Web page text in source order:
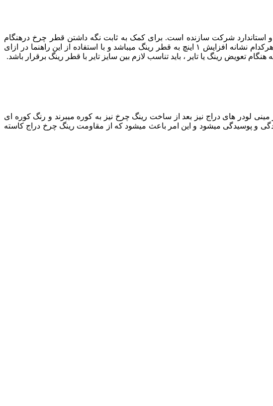
استاندارد شرکت سازنده است. برای کمک به ثابت نگه داشتن قطر چرخ درهنگام
تعويض رينگ و تاير، راهنمايی به نام PLUS درنظر گرفته شده و آن را با واحدهای Plus2, Plus1 و… نام گذاری کرده اند که هرکدام نشانه افزايش ۱ اينچ به قطر رينگ میباشد و با استفاده از اين راهنما در ازای
تعویض رینگ یا تایر ، باید تناسب لازم بین سایز تایر با قطر رینگ برقرار باشد.
لودر های دراج نیز بعد از ساخت رینگ چرخ نیز به کوره میبرند و رنگ کوره ای
و پوسیدگی میشود و این امر باعث میشود که از مقاومت رینگ چرخ دراج کاسته